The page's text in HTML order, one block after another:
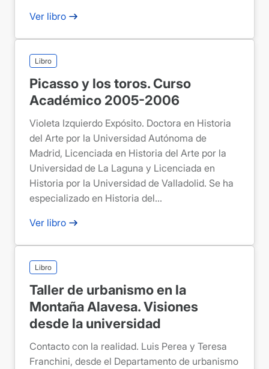
Ver libro
Libro
Picasso y los toros. Curso
Académico 2005-2006
Violeta Izquierdo Expósito. Doctora en Historia
del Arte por la Universidad Autónoma de
Madrid, Licenciada en Historia del Arte por la
Universidad de La Laguna y Licenciada en
Historia por la Universidad de Valladolid. Se ha
especializado en Historia del...
Ver libro
Libro
Taller de urbanismo en la
Montaña Alavesa. Visiones
desde la universidad
Contacto con la realidad. Luis Perea y Teresa
Franchini, desde el Departamento de urbanismo